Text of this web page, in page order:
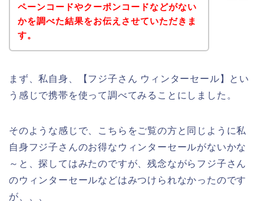
ペーンコードやクーポンコードなどがない
かを調べた結果をお伝えさせていただきま
す。
まず、私自身、【フジ子さん ウィンターセール】とい
う感じで携帯を使って調べてみることにしました。
そのような感じで、こちらをご覧の方と同じように私
自身フジ子さんのお得なウィンターセールがないかな
～と、探してはみたのですが、残念ながらフジ子さん
のウィンターセールなどはみつけられなかったのです
が、、、